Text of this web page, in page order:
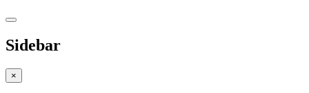
Sidebar
×